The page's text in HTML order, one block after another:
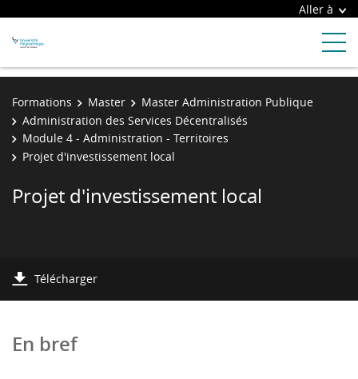
Aller à
Formations Master
Master Administration Publique
Administration des Services Décentralisés
Module 4 - Administration - Territoires
Projet d'investissement local
Projet d'investissement local
Télécharger
En bref